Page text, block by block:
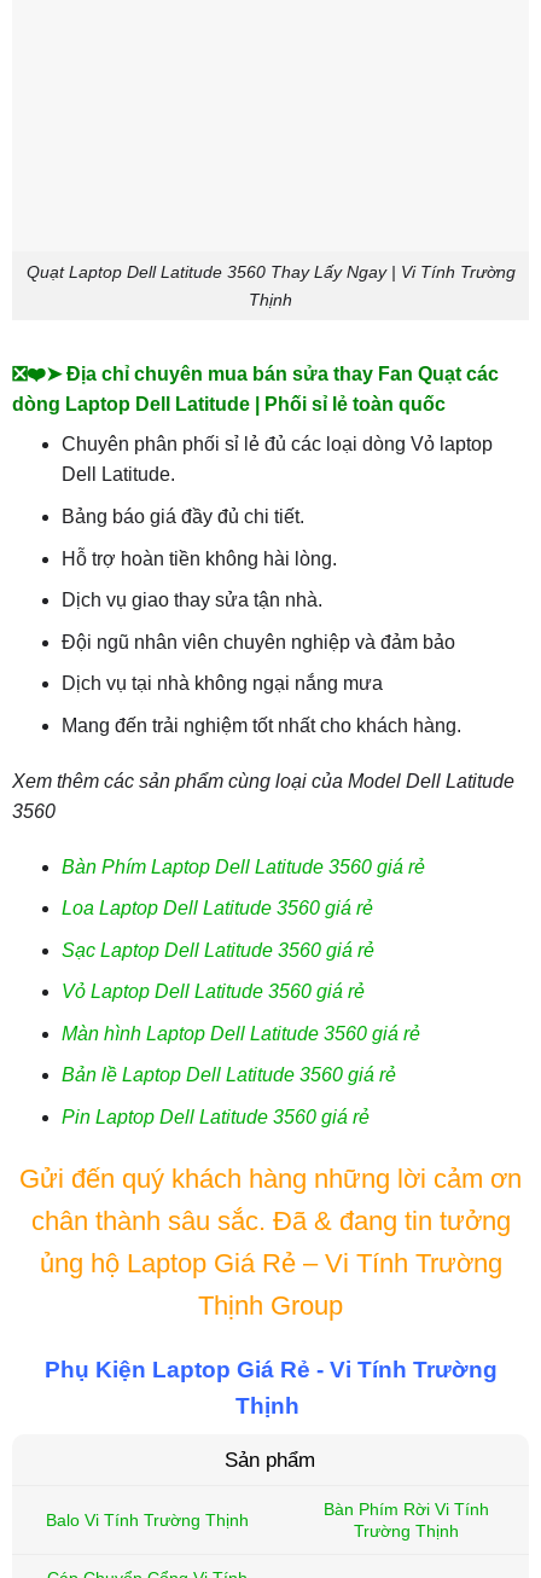
Quạt Laptop Dell Latitude 3560 Thay Lấy Ngay | Vi Tính Trường
Thịnh
❎❤️➤ Địa chỉ chuyên mua bán sửa thay Fan Quạt các
dòng Laptop Dell Latitude | Phối sỉ lẻ toàn quốc
Chuyên phân phối sỉ lẻ đủ các loại dòng Vỏ laptop
Dell Latitude.
Bảng báo giá đầy đủ chi tiết.
Hỗ trợ hoàn tiền không hài lòng.
Dịch vụ giao thay sửa tận nhà.
Đội ngũ nhân viên chuyên nghiệp và đảm bảo
Dịch vụ tại nhà không ngại nắng mưa
Mang đến trải nghiệm tốt nhất cho khách hàng.
Xem thêm các sản phẩm cùng loại của Model Dell Latitude
3560
Bàn Phím Laptop Dell Latitude 3560 giá rẻ
Loa Laptop Dell Latitude 3560 giá rẻ
Sạc Laptop Dell Latitude 3560 giá rẻ
Vỏ Laptop Dell Latitude 3560 giá rẻ
Màn hình Laptop Dell Latitude 3560 giá rẻ
Bản lề Laptop Dell Latitude 3560 giá rẻ
Pin Laptop Dell Latitude 3560 giá rẻ
Gửi đến quý khách hàng những lời cảm ơn
chân thành sâu sắc. Đã & đang tin tưởng
ủng hộ Laptop Giá Rẻ – Vi Tính Trường
Thịnh Group
Phụ Kiện Laptop Giá Rẻ - Vi Tính Trường
Thịnh
Sản phẩm
Balo Vi Tính Trường Thịnh
Bàn Phím Rời Vi Tính
Trường Thịnh